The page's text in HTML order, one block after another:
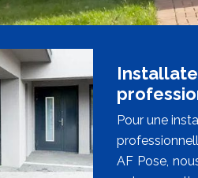
Pour une
AF Pose,